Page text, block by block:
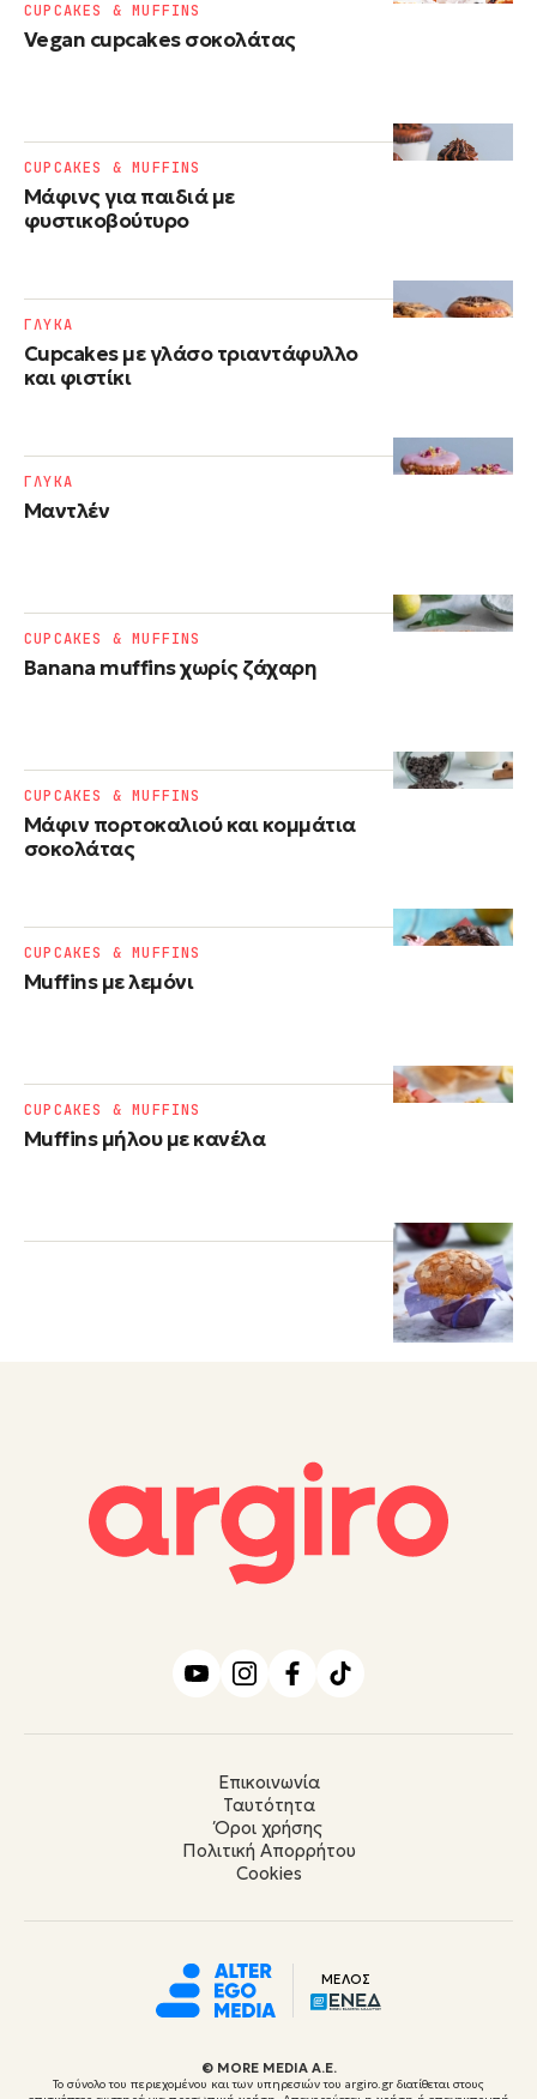
Vegan cupcakes σοκολάτας
CUPCAKES & MUFFINS
Μάφινς για παιδιά με
φυστικοβούτυρο
CUPCAKES & MUFFINS
Cupcakes με γλάσο τριαντάφυλλο
και φιστίκι
ΓΛΥΚΑ
Μαντλέν
ΓΛΥΚΑ
Banana muffins χωρίς ζάχαρη
CUPCAKES & MUFFINS
Μάφιν πορτοκαλιού και κομμάτια
σοκολάτας
CUPCAKES & MUFFINS
Muffins με λεμόνι
CUPCAKES & MUFFINS
Muffins μήλου με κανέλα
CUPCAKES & MUFFINS
Επικοινωνία
Ταυτότητα
Όροι χρήσης
Πολιτική Απορρήτου
Cookies
ΜΕΛΟΣ
© ΜORE MEDIA Α.Ε.
Το σύνολο του περιεχομένου και των υπηρεσιών του argiro.gr διατίθεται στους